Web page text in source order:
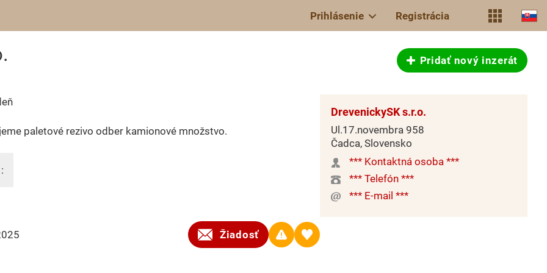
Prihlásenie Registrácia
Pridať nový inzerát
paletové rezivo odber kamionové množstvo.
Žiadosť
DrevenickySK s.r.o.
Ul.17.novembra 958
Čadca, Slovensko
*** Kontaktná osoba ***
*** Telefón ***
*** E-mail ***